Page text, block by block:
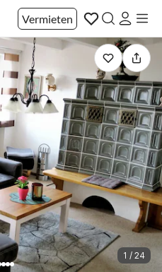
Vermieten
1 / 24